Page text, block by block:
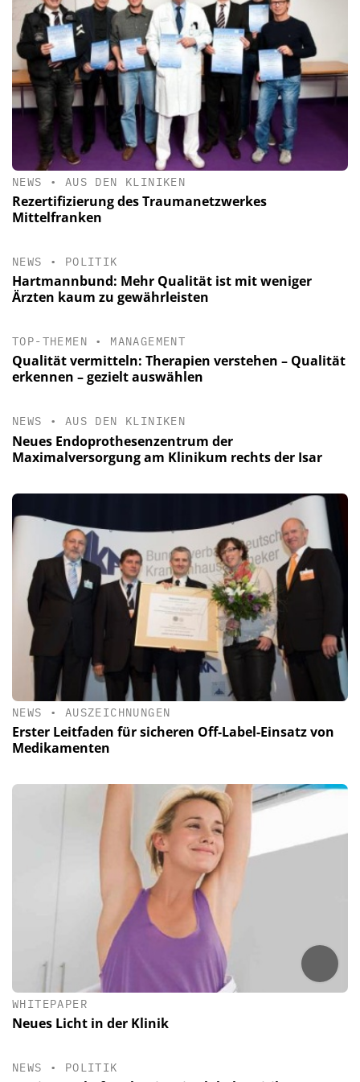
NEWS • AUS DEN KLINIKEN
Rezertifizierung des Traumanetzwerkes
Mittelfranken
NEWS • POLITIK
Hartmannbund: Mehr Qualität ist mit weniger
Ärzten kaum zu gewährleisten
TOP-THEMEN • MANAGEMENT
Qualität vermitteln: Therapien verstehen – Qualität
erkennen – gezielt auswählen
NEWS • AUS DEN KLINIKEN
Neues Endoprothesenzentrum der
Maximalversorgung am Klinikum rechts der Isar
NEWS • AUSZEICHNUNGEN
Erster Leitfaden für sicheren Off-Label-Einsatz von
Medikamenten
WHITEPAPER
Neues Licht in der Klinik
NEWS • POLITIK